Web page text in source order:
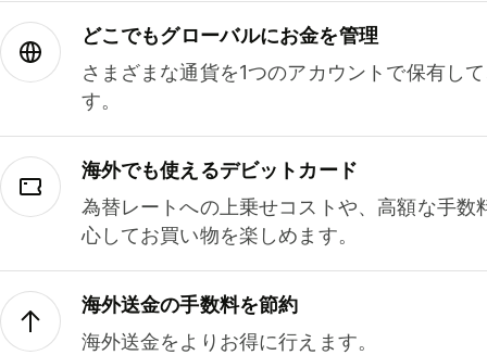
どこでもグ⁠ロ⁠ー⁠バ⁠ルにお金を管理
さまざまな通貨を1つのアカウントで保有し
す。
海外でも使えるデビットカード
為替レートへの上乗せコストや、高額な手数
心してお買い物を楽しめます。
海外送金の手数料を節約
海外送金をよりお得に行えます。